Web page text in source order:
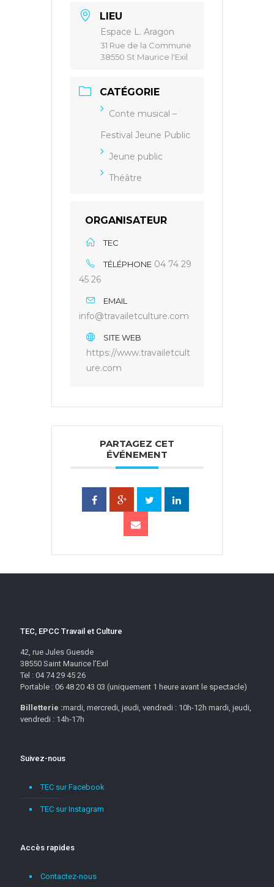
LIEU
Espace L. Aragon
31 Rue de la Commune
38550 St Maurice l'Exil
CATÉGORIE
Conte musical –
Festival Jeune Public
Jeune public
Théâtre
ORGANISATEUR
TEC
TÉLÉPHONE 04 74 29
45 26
EMAIL
info@travailetculture.com
SITE WEB
https://www.travailetcult
ure.com
PARTAGEZ CET
ÉVÉNEMENT
TEC, EPCC Travail et Culture
42, rue Jules Guesde
38550 Saint Maurice l’Exil
Tel : 04 74 29 45 26
Portable : 06 48 20 43 03 (uniquement 1 heure avant le spectacle)
Billetterie :mardi, mercredi, jeudi, vendredi : 10h-12h mardi, jeudi,
vendredi : 14h-17h
Suivez-nous
TEC sur Facebook
TEC sur Instagram
Accès rapides
Contactez-nous